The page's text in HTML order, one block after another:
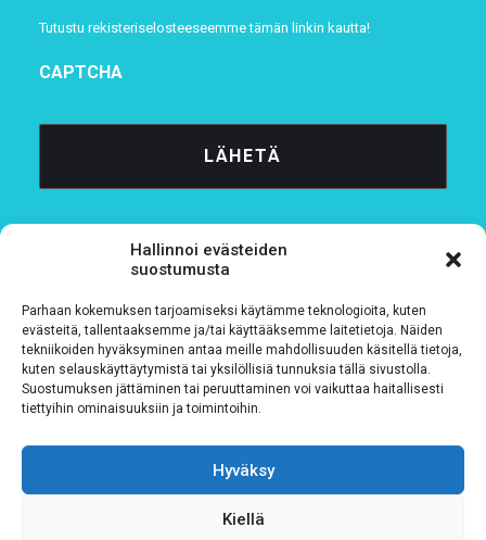
Hallinnoi evästeiden
suostumusta
Parhaan kokemuksen tarjoamiseksi käytämme teknologioita, kuten
evästeitä, tallentaaksemme ja/tai käyttääksemme laitetietoja. Näiden
tekniikoiden hyväksyminen antaa meille mahdollisuuden käsitellä tietoja,
kuten selauskäyttäytymistä tai yksilöllisiä tunnuksia tällä sivustolla.
Suostumuksen jättäminen tai peruuttaminen voi vaikuttaa haitallisesti
tiettyihin ominaisuuksiin ja toimintoihin.
Hyväksy
Kiellä
Tutustu rekisteriselosteeseemmetämän linkin kautta!
CAPTCHA
Tietosuojaseloste
Verkkolaskutustiedot